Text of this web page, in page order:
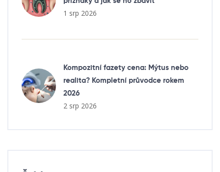
1 srp 2026
Kompozitní fazety cena: Mýtus nebo
realita? Kompletní průvodce rokem
2026
2 srp 2026